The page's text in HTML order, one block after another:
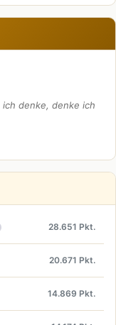
ich denke, denke ich
28.651 Pkt.
20.671 Pkt.
14.869 Pkt.